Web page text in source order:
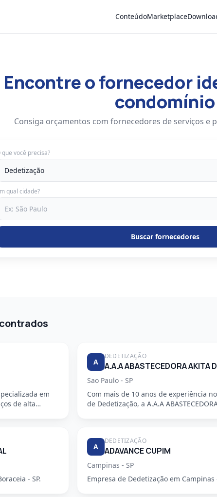
ConteúdoMarketplace
Encontre o fornecedor
condomínio
Consiga orçamentos com fornecedores de serviços e
que você precisa?
qual cidade?
Buscar fornecedores
em
de alta
A
DEDETIZAÇÃO
Sao Paulo - SP
Com mais de 10 anos de experiência
de Dedetização, a A.A.A
- SP.
A
DEDETIZAÇÃO
ADAVANCE CUPIM
Campinas - SP
Empresa de Dedetização em Campinas